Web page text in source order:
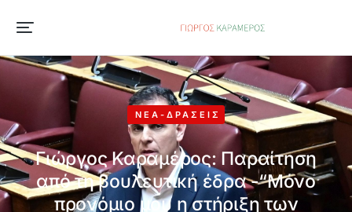
ΝΈΑ-ΔΡΆΣΕΙΣ
Γιώργος Καραμέρος: Παραίτηση
από τη βουλευτική έδρα -“Μόνο
προνόμιο μου η στήριξη των